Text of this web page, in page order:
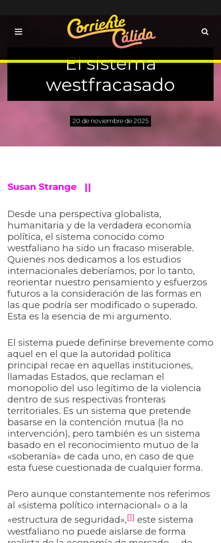
El sistema
westfracasado
20 de noviembre de 2025
Susan Strange ||
Desde una perspectiva globalista,
humanitaria y de la verdadera economía
política, el sistema conocido como
westfaliano ha sido un fracaso miserable.
Quienes nos dedicamos a los estudios
internacionales deberíamos, por lo tanto,
reorientar nuestro pensamiento y esfuerzos
futuros a la consideración de las formas en
las que podría ser modificado o superado.
Esta es la esencia de mi argumento.
El sistema puede definirse brevemente como
aquel en el que la autoridad política
principal recae en aquellas instituciones,
llamadas Estados, que reclaman el
monopolio del uso legítimo de la violencia
dentro de sus respectivas fronteras
territoriales. Es un sistema que pretende
basarse en la contención mutua (la no
intervención), pero también es un sistema
basado en el reconocimiento mutuo de la
«soberanía» de cada uno, en caso de que
esta fuese cuestionada de cualquier forma.
Pero aunque constantemente nos referimos
al «sistema político internacional» o a la
«estructura de seguridad»,[1] este sistema
westfaliano no puede aislarse de forma